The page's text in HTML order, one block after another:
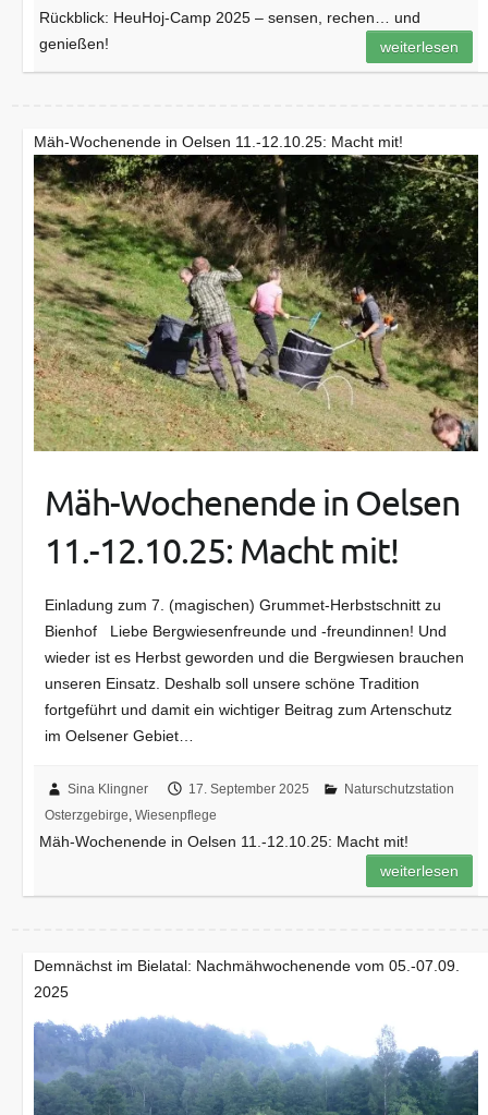
Rückblick: HeuHoj-Camp 2025 – sensen, rechen… und
genießen!
weiterlesen
Mäh-Wochenende in Oelsen 11.-12.10.25: Macht mit!
Mäh-Wochenende in Oelsen
11.-12.10.25: Macht mit!
Einladung zum 7. (magischen) Grummet-Herbstschnitt zu
Bienhof Liebe Bergwiesenfreunde und -freundinnen! Und
wieder ist es Herbst geworden und die Bergwiesen brauchen
unseren Einsatz. Deshalb soll unsere schöne Tradition
fortgeführt und damit ein wichtiger Beitrag zum Artenschutz
im Oelsener Gebiet…
Sina Klingner 17. September 2025
Naturschutzstation
Osterzgebirge,Wiesenpflege
Mäh-Wochenende in Oelsen 11.-12.10.25: Macht mit!
weiterlesen
Demnächst im Bielatal: Nachmähwochenende vom 05.-07.09.
2025